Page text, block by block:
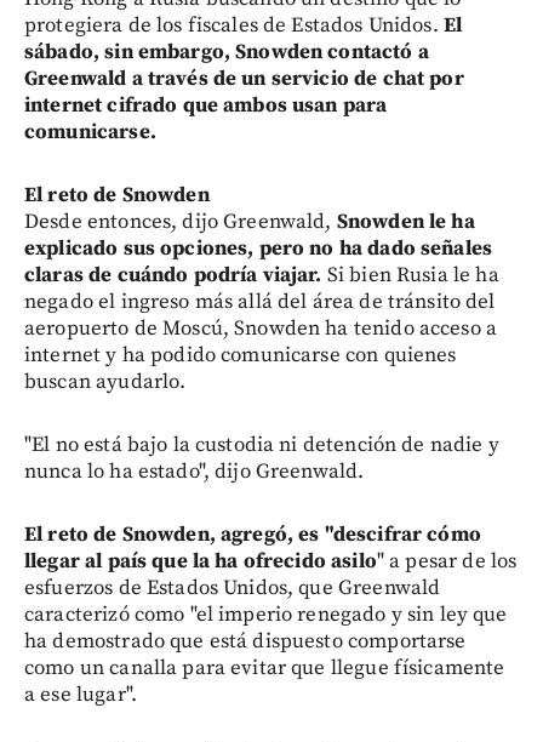
protegiera de los fiscales de Estados Unidos. El
sábado, sin embargo, Snowden contactó a
Greenwald a través de un servicio de chat por
internet cifrado que ambos usan para
comunicarse.
El reto de Snowden
Desde entonces, dijo Greenwald, Snowden le ha
explicado sus opciones, pero no ha dado señales
claras de cuándo podría viajar. Si bien Rusia le ha
negado el ingreso más allá del área de tránsito del
aeropuerto de Moscú, Snowden ha tenido acceso a
internet y ha podido comunicarse con quienes
buscan ayudarlo.
"El no está bajo la custodia ni detención de nadie y
nunca lo ha estado", dijo Greenwald.
El reto de Snowden, agregó, es "descifrar cómo
llegar al país que la ha ofrecido asilo" a pesar de los
esfuerzos de Estados Unidos, que Greenwald
caracterizó como "el imperio renegado y sin ley que
ha demostrado que está dispuesto comportarse
como un canalla para evitar que llegue físicamente
a ese lugar".